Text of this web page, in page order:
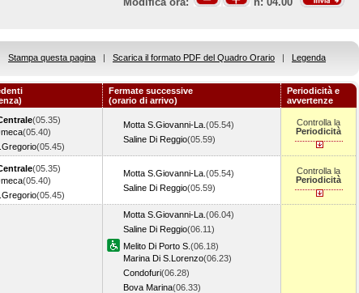
Stampa questa pagina | Scarica il formato PDF del Quadro Orario | Legenda
Fermate successive
(orario di arrivo)
Periodicità e
avvertenze
(05.35)
(05.40)
(05.45)
Motta S.Giovanni-La. (05.54)
Saline Di Reggio(05.59)
Controlla la
Periodicità
(05.35)
(05.40)
(05.45)
Motta S.Giovanni-La. (05.54)
Saline Di Reggio(05.59)
Controlla la
Periodicità
Motta S.Giovanni-La. (06.04)
Saline Di Reggio(06.11)
Melito Di Porto S. (06.18)
Marina Di S.Lorenzo(06.23)
Condofuri(06.28)
Bova Marina(06.33)